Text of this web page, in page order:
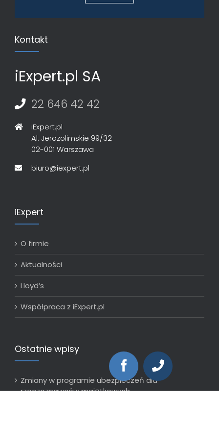
Kontakt
iExpert.pl SA
22 646 42 42
iExpert.pl
Al. Jerozolimskie 99/32
02-001 Warszawa
biuro@iexpert.pl
iExpert
O firmie
Aktualności
Lloyd’s
Współpraca z iExpert.pl
Ostatnie wpisy
Zmiany w programie ubezpieczeń dla
rzeczoznawców majątkowych